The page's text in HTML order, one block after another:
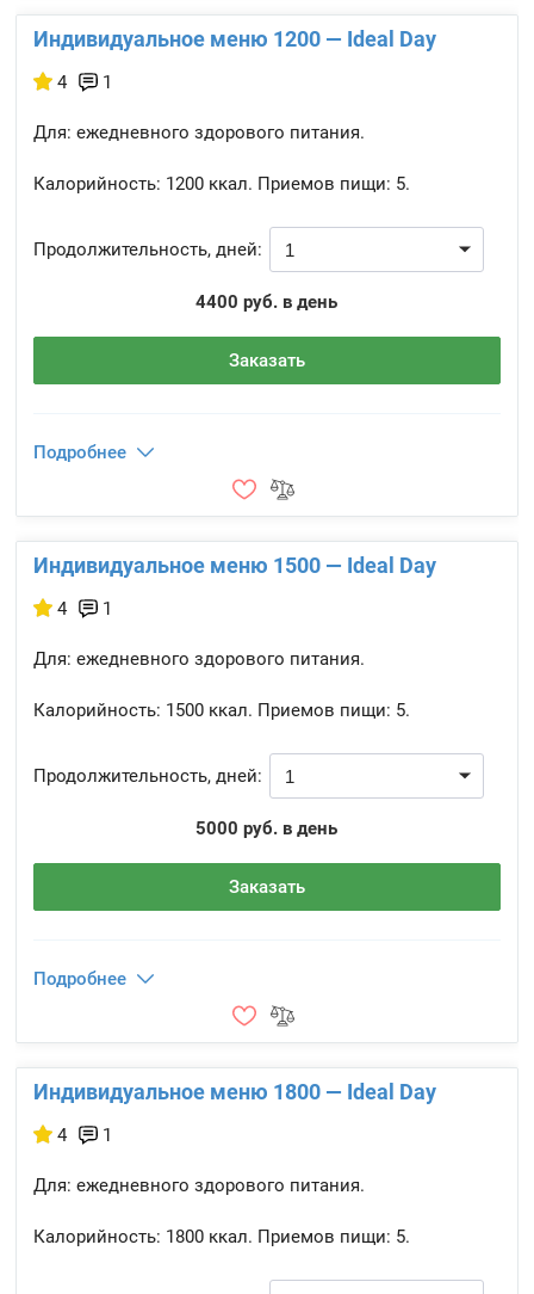
Индивидуальное меню 1200 — Ideal Day
4 1
Для: ежедневного здорового питания.
Калорийность: 1200 ккал. Приемов пищи: 5.
Продолжительность, дней:
4400 руб. в день
Заказать
Подробнее
Индивидуальное меню 1500 — Ideal Day
4 1
Для: ежедневного здорового питания.
Калорийность: 1500 ккал. Приемов пищи: 5.
Продолжительность, дней:
5000 руб. в день
Заказать
Подробнее
Индивидуальное меню 1800 — Ideal Day
4 1
Для: ежедневного здорового питания.
Калорийность: 1800 ккал. Приемов пищи: 5.